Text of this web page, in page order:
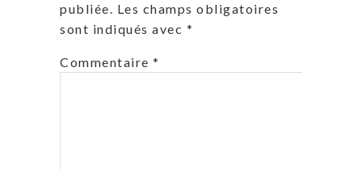
publiée. Les champs obligatoires
sont indiqués avec *
Commentaire *